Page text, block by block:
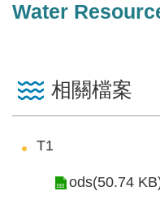
務
Water
相關檔案
T1
ods(50.74